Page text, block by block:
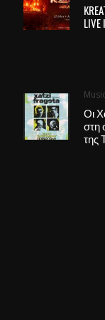
LIVE
Music
Οι
στη
της